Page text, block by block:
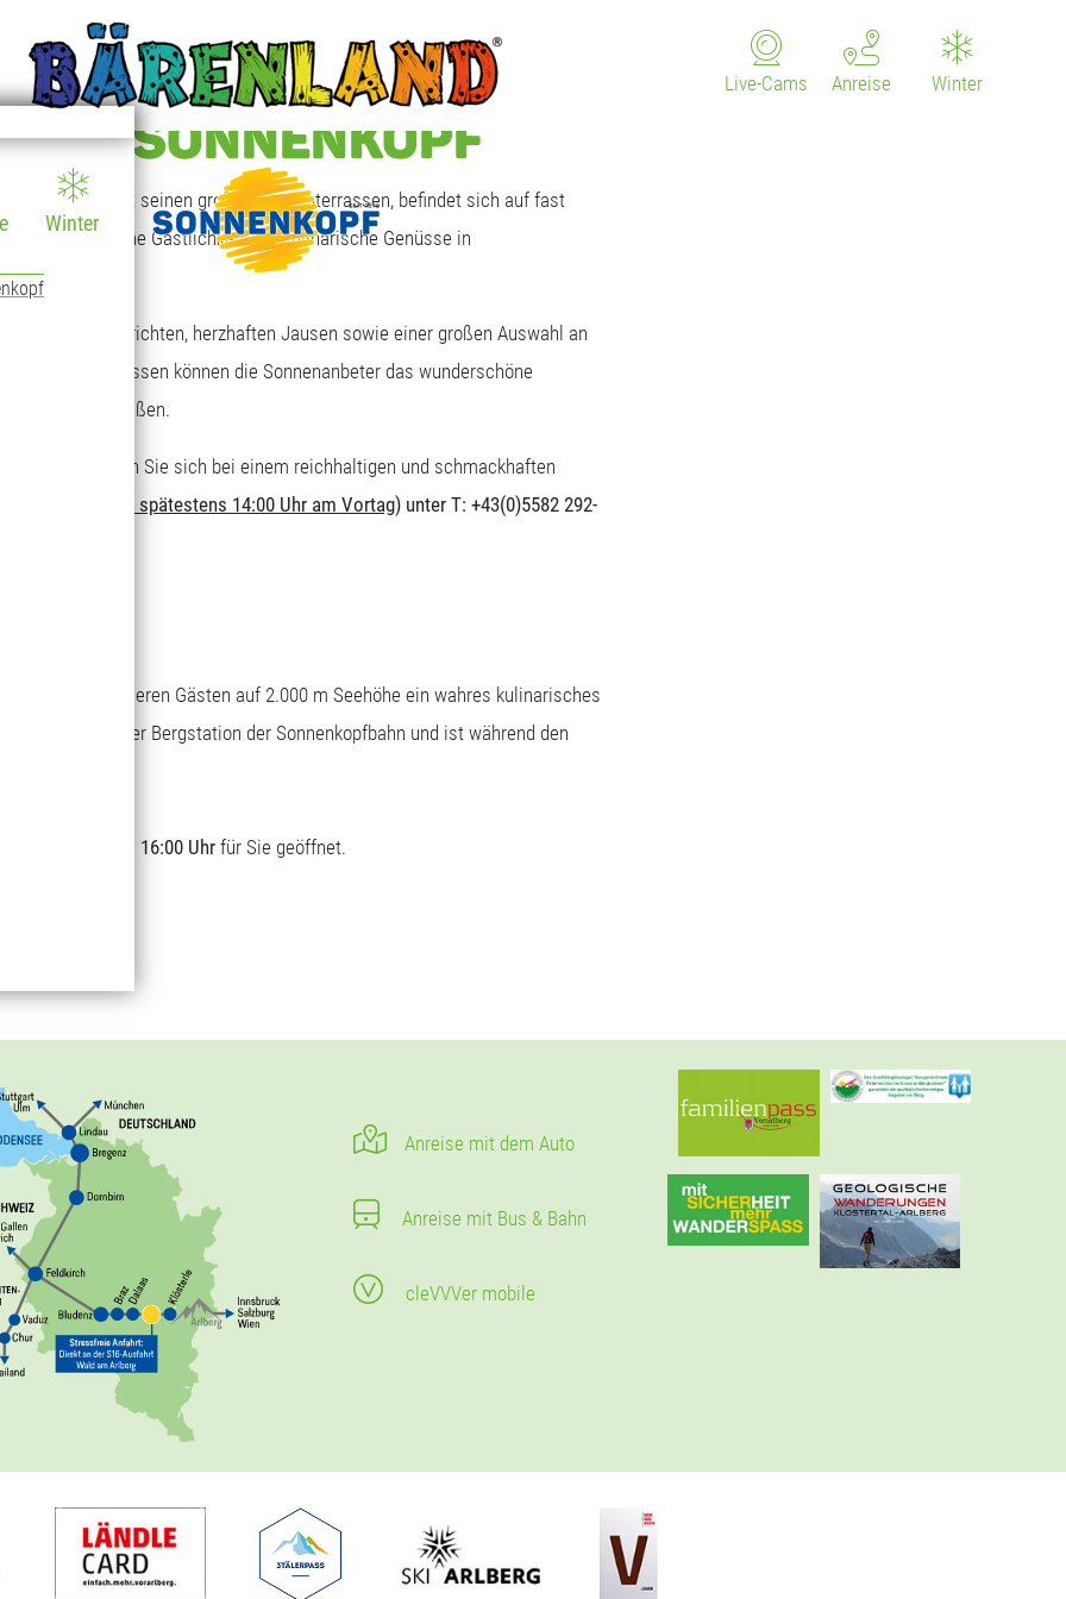
Winter
Winter
Anreise
Live-Cams
AM SONNENKOPF
Sonnenkopf mit seinen großen Sonnenterrassen, befindet sich auf fast
die freundliche Gastlichkeit und kulinarische Genüsse in
Tagesgerichten, herzhaften Jausen sowie einer großen Auswahl an
Sonnenterrassen können die Sonnenanbeter das wunderschöne
genießen.
Art. Stärken Sie sich bei einem reichhaltigen und schmackhaften
( bis spätestens 14:00 Uhr am Vortag) unter T: +43(0)5582 292-
bietet unseren Gästen auf 2.000 m Seehöhe ein wahres kulinarisches
direkt bei der Bergstation der Sonnenkopfbahn und ist während den
09:00 bis 16:00 Uhrfür Sie geöffnet.
Anreise mit dem Auto
Anreise mit Bus & Bahn
cleVVVer mobile